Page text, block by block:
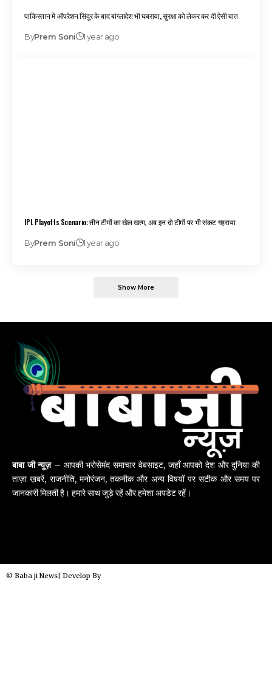
पाकिस्तान में ऑपरेशन सिंदूर के बाद बांग्लादेश भी घबराया, सुरक्षा को लेकर कर दी ऐसी बात
ByPrem Soni 1 year ago
IPL Playoffs Scenario: तीन टीमों का खेल खत्म, अब इन दो टीमों पर भी संकट गहराया
ByPrem Soni 1 year ago
Show More
बाबा जी न्यूज़– आपकी भरोसेमंद समाचार वेबसाइट, जहाँ आपको देश और दुनिया की
ताज़ा ख़बरें, राजनीति, मनोरंजन, तकनीक और अन्य विषयों पर सटीक और समय पर
जानकारी मिलती है। हमारे साथ जुड़े रहें और हमेशा अपडेट रहें।
© Baba ji News| Develop By